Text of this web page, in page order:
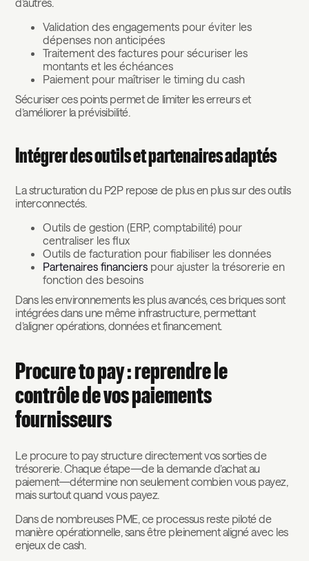
Validation des engagements pour éviter les
dépenses non anticipées
Traitement des factures pour sécuriser les
montants et les échéances
Paiement pour maîtriser le timing du cash
Sécuriser ces points permet de limiter les erreurs et
d’améliorer la prévisibilité.
Intégrer des outils et partenaires adaptés
La structuration du P2P repose de plus en plus sur des outils
interconnectés.
Outils de gestion (ERP, comptabilité) pour
centraliser les flux
Outils de facturation pour fiabiliser les données
Partenaires financiers pour ajuster la trésorerie en
fonction des besoins
Dans les environnements les plus avancés, ces briques sont
intégrées dans une même infrastructure, permettant
d’aligner opérations, données et financement.
Procure to pay : reprendre le
contrôle de vos paiements
fournisseurs
Le procure to pay structure directement vos sorties de
trésorerie. Chaque étape—de la demande d’achat au
paiement—détermine non seulement combien vous payez,
mais surtout quand vous payez.
Dans de nombreuses PME, ce processus reste piloté de
manière opérationnelle, sans être pleinement aligné avec les
enjeux de cash.